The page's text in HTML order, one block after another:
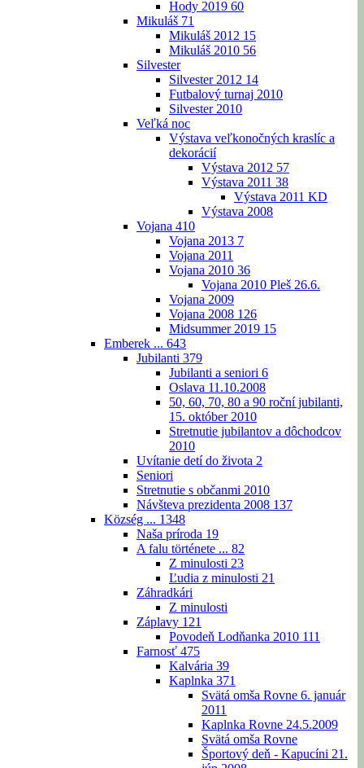
Hody 2019 60
Mikuláš 71
Mikuláš 2012 15
Mikuláš 2010 56
Silvester
Silvester 2012 14
Futbalový turnaj 2010
Silvester 2010
Veľká noc
Výstava veľkonočných kraslíc a
dekorácií
Výstava 2012 57
Výstava 2011 38
Výstava 2011 KD
Výstava 2008
Vojana 410
Vojana 2013 7
Vojana 2011
Vojana 2010 36
Vojana 2010 Pleš 26.6.
Vojana 2009
Vojana 2008 126
Midsummer 2019 15
Emberek ... 643
Jubilanti 379
Jubilanti a seniori 6
Oslava 11.10.2008
50, 60, 70, 80 a 90 roční jubilanti,
15. október 2010
Stretnutie jubilantov a dôchodcov
2010
Uvítanie detí do života 2
Seniori
Stretnutie s občanmi 2010
Návšteva prezidenta 2008 137
Község ... 1348
Naša príroda 19
A falu története ... 82
Z minulosti 23
Ľudia z minulosti 21
Záhradkári
Z minulosti
Záplavy 121
Povodeň Lodňanka 2010 111
Farnosť 475
Kalvária 39
Kaplnka 371
Svätá omša Rovne 6. január
2011
Kaplnka Rovne 24.5.2009
Svätá omša Rovne
Športový deň - Kapucíni 21.